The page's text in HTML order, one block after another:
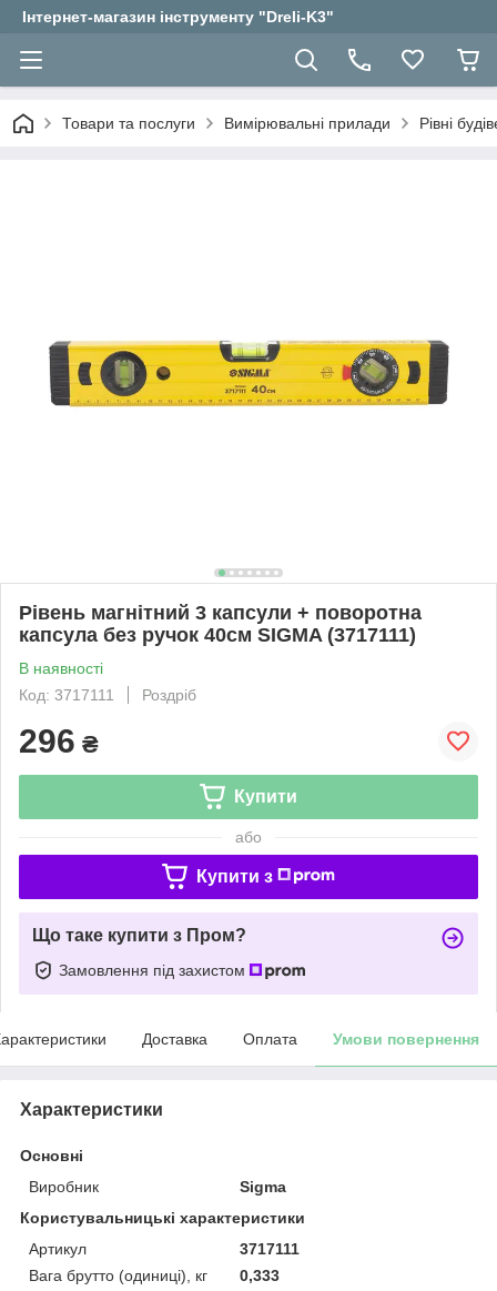
Інтернет-магазин інструменту "Dreli-K3"
Товари та послуги Вимірювальні прилади Рівні
Рівень магнітний 3 капсули + поворотна
капсула без ручок 40см SIGMA (3717111)
В наявності
Код: 3717111
Роздріб
296 ₴
Купити
або
Купити з
Що таке купити з Пром?
Замовлення під захистом
Доставка Оплата Умови повернення
Характеристики
Основні
Виробник
Sigma
Користувальницькі характеристики
Артикул
3717111
Вага брутто (одиниці), кг
0,333